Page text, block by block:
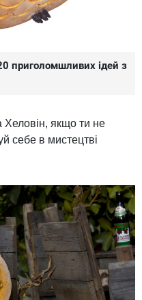
приголомшливих ідей з
Хеловін, якщо ти не
себе в мистецтві